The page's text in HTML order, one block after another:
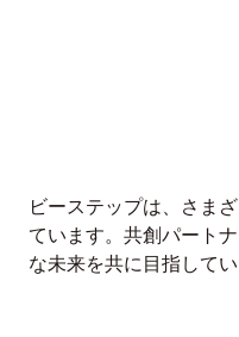
ビーステップは、さま
ています。共創パート
な未来を共に目指してい